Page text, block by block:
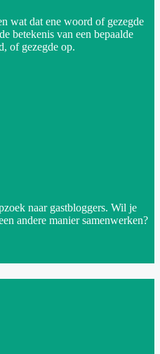
wat dat ene woord of gezegde
betekenis van een bepaalde
of gezegde op.
naar gastbloggers. Wil je
andere manier samenwerken?